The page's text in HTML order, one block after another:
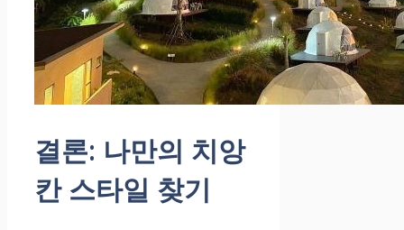
결론: 나만의 치앙
칸 스타일 찾기